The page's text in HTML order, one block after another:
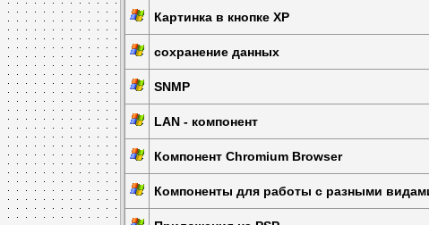
Картинка в кнопке XP
сохранение данных
SNMP
LAN - компонент
Компонент Chromium Browser
Компоненты для работы с разными